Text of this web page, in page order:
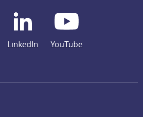
LinkedIn
YouTube